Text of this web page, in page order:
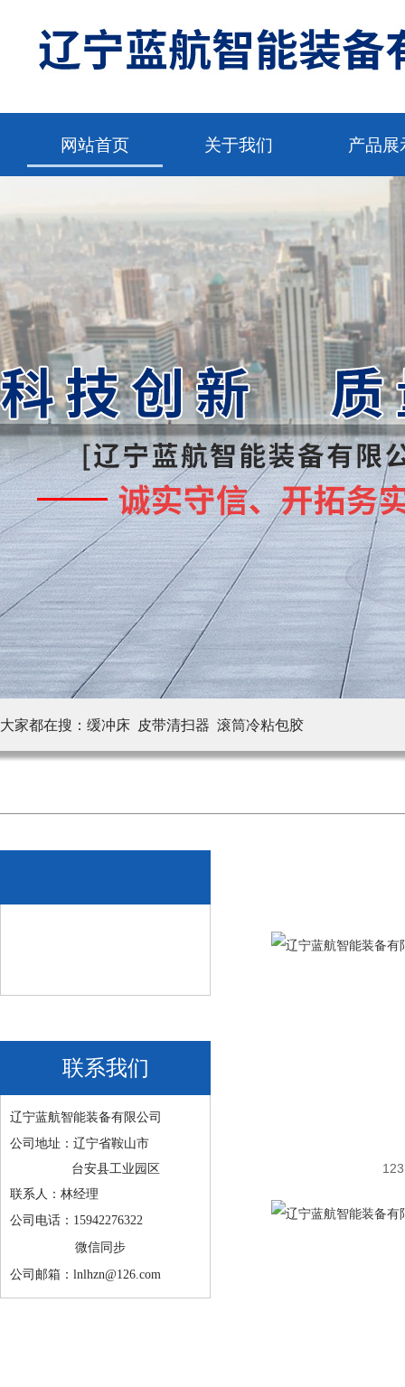
网站首页 关于我们 产品展
大家都在搜： 缓冲床 皮带清扫器 滚筒冷粘包胶
联系我们
辽宁蓝航智能装备有限公司
公司地址：辽宁省鞍山市
台安县工业园区
联系人：林经理
公司电话：15942276322
微信同步
公司邮箱：lnlhzn@126.com
123